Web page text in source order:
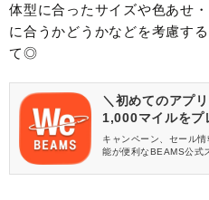
体型に合ったサイズや色あせ
に合うかどうかなどを考慮す
て◎
＼初めてのアプ
1,000マイルをプ
キャンペーン、セール
能が便利なBEAMS公式